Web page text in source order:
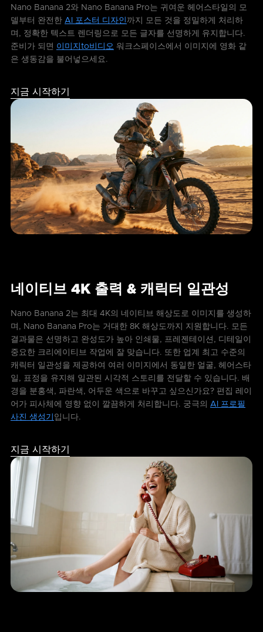
Nano Banana 2와 Nano Banana Pro는 귀여운 헤어스타일의 모
델부터 완전한 AI 포스터 디자인 까지 모든 것을 정밀하게 처리하
며, 정확한 텍스트 렌더링으로 모든 글자를 선명하게 유지합니다.
준비가 되면 이미지to비디오 워크스페이스에서 이미지에 영화 같
은 생동감을 불어넣으세요.
지금 시작하기
네이티브 4K 출력 & 캐릭터 일관성
Nano Banana 2는 최대 4K의 네이티브 해상도로 이미지를 생성하
며, Nano Banana Pro는 거대한 8K 해상도까지 지원합니다. 모든
결과물은 선명하고 완성도가 높아 인쇄물, 프레젠테이션, 디테일이
중요한 크리에이티브 작업에 잘 맞습니다. 또한 업계 최고 수준의
캐릭터 일관성을 제공하여 여러 이미지에서 동일한 얼굴, 헤어스타
일, 표정을 유지해 일관된 시각적 스토리를 전달할 수 있습니다. 배
경을 분홍색, 파란색, 어두운 색으로 바꾸고 싶으신가요? 편집 레이
어가 피사체에 영향 없이 깔끔하게 처리합니다. 궁극의 AI 프로필
사진 생성기 입니다.
지금 시작하기